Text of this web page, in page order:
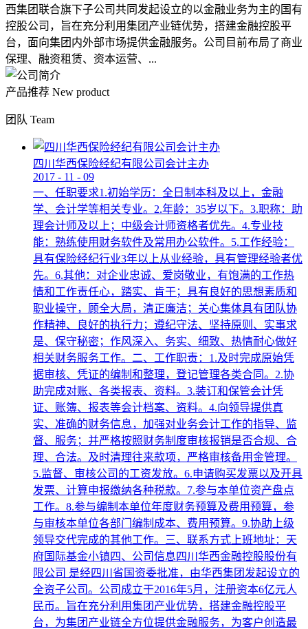
西集团联合旗下子公司共同发起设立的以金融业务为主的国有
控股公司，旨在充分利用集团产业链优势，搭建金融控股平
台，面向集团内外部市场提供金融服务。公司目前布局了商业
保理、融资租赁、资本运营、...
产品推荐 New product
团队 Team
四川华西保险经纪有限公司会计主办
2017 - 11 - 09
一、任职要求1.初始学历：全日制本科及以上，金融
学、会计学等相关专业。2.年龄：35岁以下。3.职称：助
理会计师及以上；中级会计师资格者优先。4.专业技
能：熟练使用财务软件及常用办公软件。5.工作经验：
具有保险经纪行业3年以上从业经验，具有管理经验者优
先。6.其他：对企业忠诚、爱岗敬业，有饱满的工作热
情和工作责任心，踏实、肯干；具有良好的思想素质和
职业操守，顾全大局，清正廉洁；关心集体具有团队协
作精神、良好的执行力；遵纪守法、坚持原则、实事求
是、保守秘密；作风深入、务实、细致、热情耐心做好
相关财务服务工作。二、工作职责：1.及时完成原始凭
据审核、凭证的编制和整理，登记管理各类合同。2.协
助完成对账、各类报表、资料。3.装订和保管会计凭
证、账簿、报表等会计档案、资料。4.向领导提供真
实、准确的财务信息，加强对业务会计工作的指导、监
督、服务；并严格按照财务制度审核报销是否合规、合
理、合法。及时清理往来款项，严格审核备用金管理。
5.监督、审核公司的工资发放。6.申请购买发票以及开具
发票、计算申报缴纳各种税款。7.参与本单位资产盘点
工作。8.参与编制本单位年度财务预算及费用预算，参
与审核本单位各部门编制成本、费用预算。9.协助上级
领导交代完成的其他工作。三、联系方式上班地址：天
府国际基金小镇四、公司信息四川华西金融控股股份有
限公司 是经四川省国资委批准，由华西集团发起设立的
全资子公司。公司成立于2016年5月，注册资本6亿元人
民币。旨在充分利用集团产业优势，搭建金融控股平
台，为集团产业链全方位提供金融服务，为客户创造最